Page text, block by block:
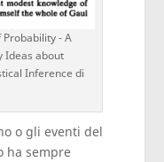
- A
Ideas about
Inference di
o gli eventi del
ha sempre